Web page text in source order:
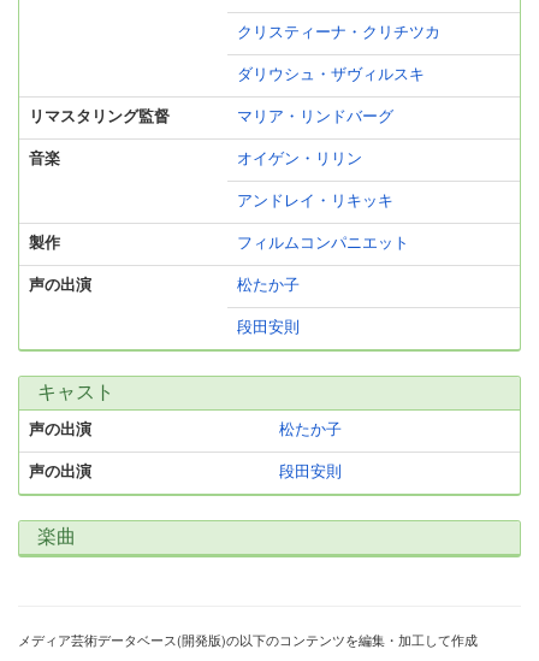
クリスティーナ・クリチツカ
ダリウシュ・ザヴィルスキ
リマスタリング監督 マリア・リンドバーグ
音楽 オイゲン・リリン
アンドレイ・リキッキ
製作 フィルムコンパニエット
声の出演 松たか子
段田安則
キャスト
声の出演 松たか子
声の出演 段田安則
楽曲
メディア芸術データベース(開発版)の以下のコンテンツを編集・加工して作成